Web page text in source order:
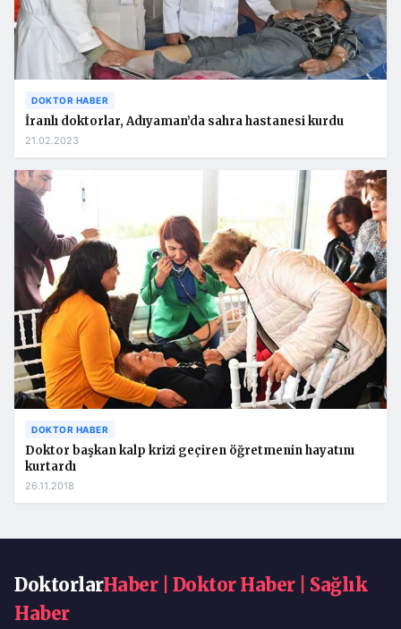
DOKTOR HABER
İranlı doktorlar, Adıyaman’da sahra hastanesi kurdu
21.02.2023
DOKTOR HABER
Doktor başkan kalp krizi geçiren öğretmenin hayatını
kurtardı
26.11.2018
DoktorlarHaber | Doktor Haber | Sağlık
Haber